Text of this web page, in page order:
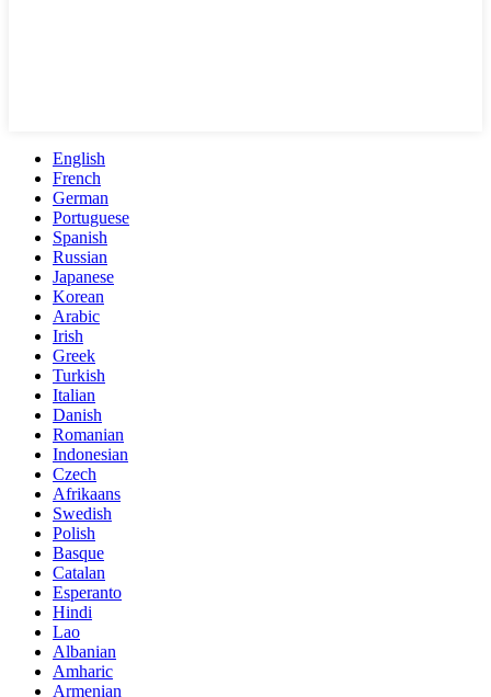
English
French
German
Portuguese
Spanish
Russian
Japanese
Korean
Arabic
Irish
Greek
Turkish
Italian
Danish
Romanian
Indonesian
Czech
Afrikaans
Swedish
Polish
Basque
Catalan
Esperanto
Hindi
Lao
Albanian
Amharic
Armenian